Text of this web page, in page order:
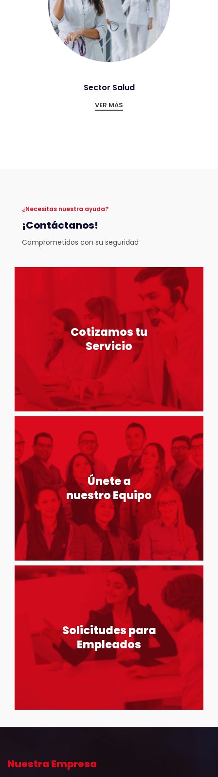
Sector Salud
VER MÁS
¿Necesitas nuestra ayuda?
¡Contáctanos!
Comprometidos con su seguridad
Cotizamos tu
Servicio
Únete a
nuestro Equipo
Solicitudes para
Empleados
Nuestra Empresa